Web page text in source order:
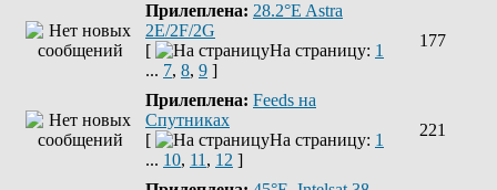
Прилеплена: 28.2°E Astra
2E/2F/2G
[
На страницу: 1
... 7, 8, 9 ]
177
Прилеплена: Feeds на
Спутниках
[
На страницу: 1
... 10, 11 , 12 ]
221